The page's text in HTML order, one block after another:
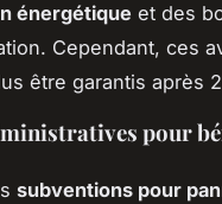
énergétique et des
Cependant, ces
être garantis après
pour
subventions pour